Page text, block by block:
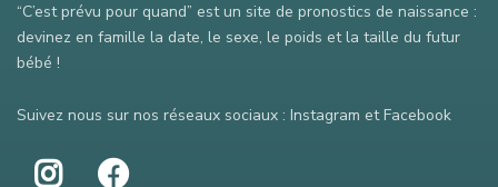
“C’est prévu pour quand” est un site de pronostics de naissance :
devinez en famille la date, le sexe, le poids et la taille du futur
bébé !
Suivez nous sur nos réseaux sociaux : Instagram et Facebook